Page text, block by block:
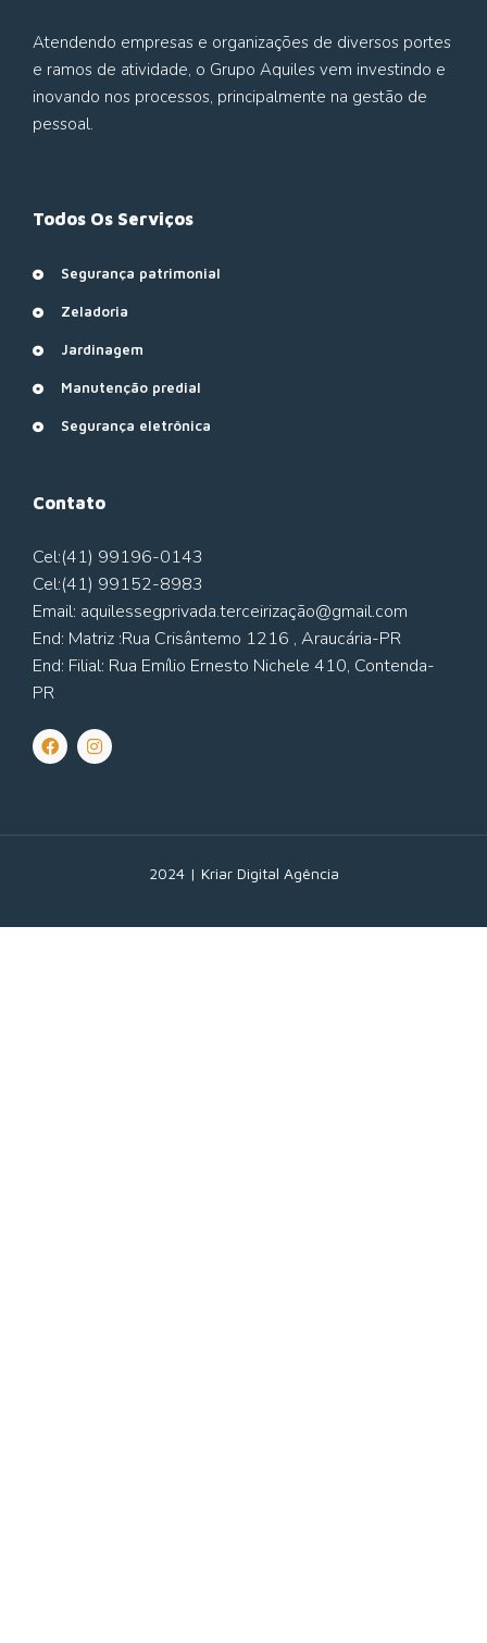
Atendendo empresas e organizações de diversos portes
e ramos de atividade, o Grupo Aquiles vem investindo e
inovando nos processos, principalmente na gestão de
pessoal.
Todos Os Serviços
Segurança patrimonial
Zeladoria
Jardinagem
Manutenção predial
Segurança eletrônica
Contato
Cel:(41) 99196-0143
Cel:(41) 99152-8983
Email: aquilessegprivada.terceirização@gmail.com
End: Matriz :Rua Crisântemo 1216 , Araucária-PR
End: Filial: Rua Emílio Ernesto Nichele 410, Contenda-
PR
2024 | Kriar Digital Agência